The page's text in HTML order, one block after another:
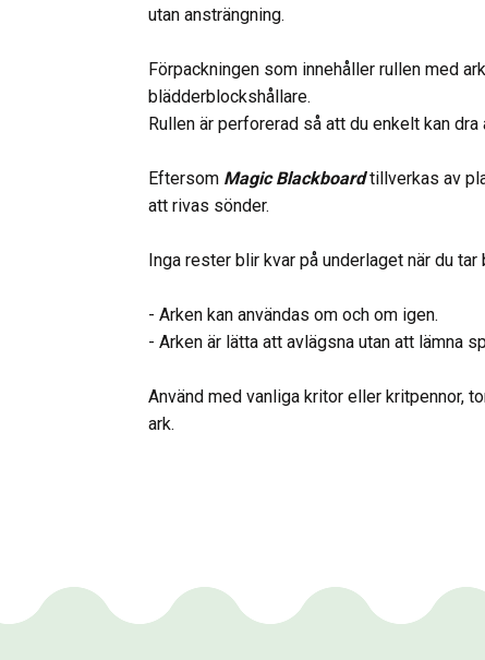
utan ansträngning.
Förpackningen som innehåller rullen med
blädderblockshållare.
Rullen är perforerad så att du enkelt kan dra
Eftersom Magic Blackboardtillverkas av
att rivas sönder.
Inga rester blir kvar på underlaget när du tar
- Arken kan användas om och om igen.
- Arken är lätta att avlägsna utan att lämna
Använd med vanliga kritor eller kritpennor,
ark.